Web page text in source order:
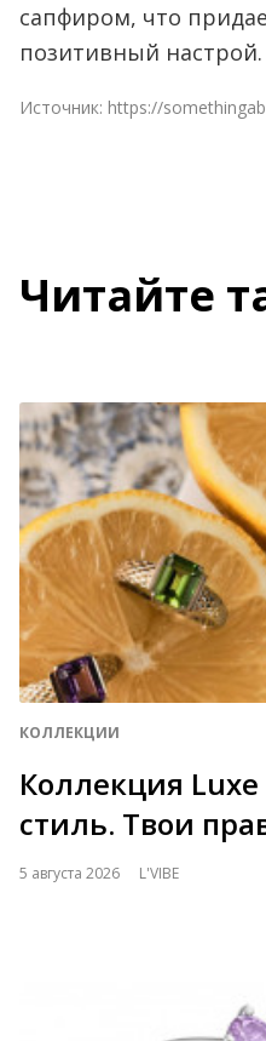
сапфиром, что
позитивный настрой.
Источник: https://
Читайте
КОЛЛЕКЦИИ
Коллекция Luxe
стиль. Твои
5 августа 2026 L'VIBE